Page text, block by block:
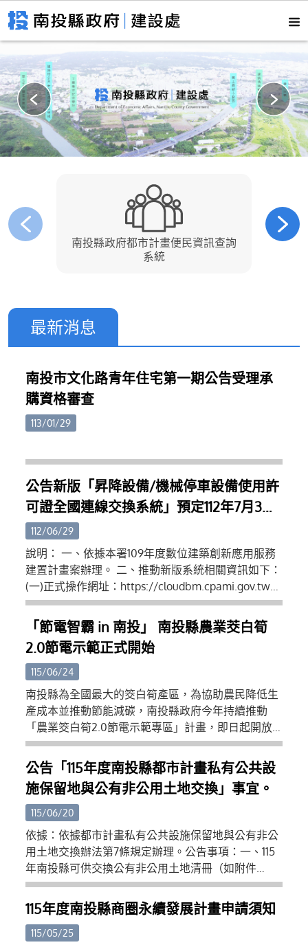
南投縣政府都市計畫便民資訊查詢
系統
南
最新消息
南投市文化路青年住宅第一期公告受理承
購資格審查
113/01/29
公告新版「昇降設備/機械停車設備使用許
可證全國連線交換系統」預定112年7月3日
推動新舊版本系統雙軌運行使用、同年9月
1日正式轉換為單一新版系統運行
112/06/29
說明： 一、依據本署109年度數位建築創新應用服務
建置計畫案辦理。 二、推動新版系統相關資訊如下：
(一)正式操作網址：https://cloudbm.cpami.gov.tw
(二)帳號申請操作教學：https://reurl.cc/N04Zgm
(三)主管機關操作訓練講義：https://reurl.cc/dDL116
(四)APP操作訓練講義：https://reurl.cc/514lrG (五)檢
查機構操作訓練講義：https://reurl.cc/113oAp (六)專
業廠商操作訓練講義：https://reurl.cc/aVLNKX (七)
營建署昇降及機械設備許可證全國連線專業廠商社群
教學平台：https://reurl.cc/kXr7mK (八)教學影片：
https://www.youtube.com/playlist?
list=PLD8ChIrJclXHthG9RyixJ9l3PX9v2fIP5 三、旨揭
商（瑪力資訊股份有限公司，（02）2748-5205，
cipei@cpami.gov.tw），或請加入Line「營建署昇降
及機械設備許可證全國連線系統專業廠商社群」進行
相關意見諮詢。
「節電智霸 in 南投」 南投縣農業茭白筍
2.0節電示範正式開始
115/06/24
南投縣為全國最大的筊白筍產區，為協助農民降低生
產成本並推動節能減碳，南投縣政府今年持續推動
「農業筊白筍2.0節電示範專區」計畫，即日起開放
申請至7月31日止，歡迎縣內筊白筍農民、產銷班及學
術單位踴躍參與，共同打造低碳永續農業環境。縣府
表示，筊白筍冬季生產多仰賴夜間燈照技術促進結
筍，傳統高壓鈉燈耗電量高，在近年氣候變遷及能源
成本上升的影響下，農民經營壓力日益增加。為此，
縣府於110年及111年辦理節電示範專區，協助農民導入
高效率LED燈具，獲得良好成效，不僅有效降低用電
支出，也兼顧筊白筍品質與產量。縣府於6月23日辦
理的活動推廣說明會中，多位曾參與110或111年示範專
後，電費支出明顯減少，作物生長情形仍維持穩定，
對降低生產成本有實質幫助。部分示範案例更顯示，
在專業規劃配置下，可節省約三分之一至三分之二的
公告「115年度南投縣都市計畫私有公共設
施保留地與公有非公用土地交換」事宜。
115/06/20
依據：依據都市計畫私有公共設施保留地與公有非公
用土地交換辦法第7條規定辦理。公告事項：一、115
年南投縣可供交換公有非公用土地清冊（如附件
一）。二、公告時間：自中華民國115年6月15日起至
115年7月14日止，共計30日。三、 受理申請日期：自
中華民國115年6月15日起至115年7月14日止，共計30
日。四、 公告期間相關土地所有權人可至本府建設處
115年度南投縣商圈永續發展計畫申請須知
115/05/25